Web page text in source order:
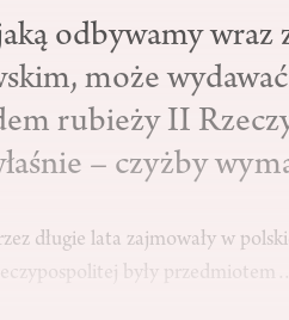
odbywamy wraz
może
rubieży II
– czyżby
długie lata zajmowały w
były przedmiotem…